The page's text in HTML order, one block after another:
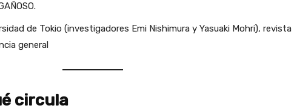
de Tokio (investigadores Emi Nishimura y Yasuaki Mohri), revista
general
circula